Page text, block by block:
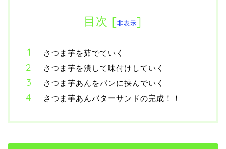
目次 [非表示]
さつま芋を茹でていく
さつま芋を潰して味付けしていく
さつま芋あんをパンに挟んでいく
さつま芋あんバターサンドの完成！！